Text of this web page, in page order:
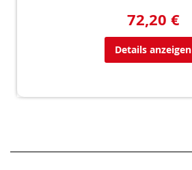
72,20 €
Details anzeigen